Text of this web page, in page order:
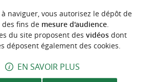
la cantine doudou de
naviguer, vous autorisez le dépôt de
des fins de mesure d'audience.
du site proposent des vidéosdont
déposent également des cookies.
EN SAVOIR PLUS